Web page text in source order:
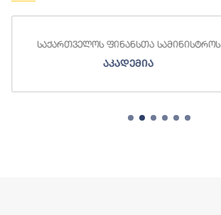
საქართველოს ფინანსთა სამინისტროს
აკადემია